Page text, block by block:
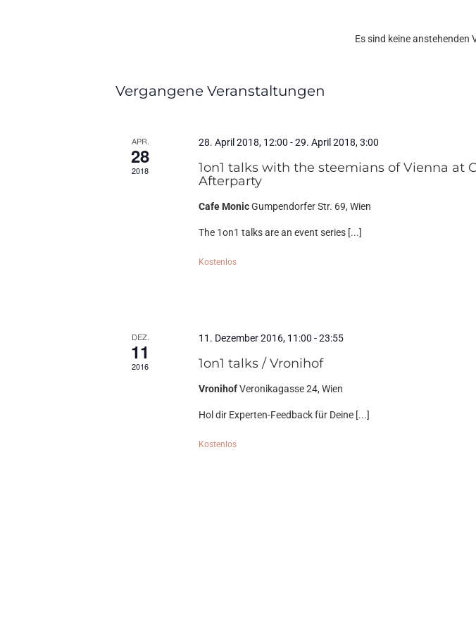
Es sind keine
Vergangene Veranstaltungen
APR.
28
2018
28. April 2018, 12:00 -29. April 2018, 3:00
1on1 talks with the steemians of Vienna at
Afterparty
Cafe MonicGumpendorfer Str. 69, Wien
The 1on1 talks are an event series [...]
Kostenlos
DEZ.
11
2016
11. Dezember 2016, 11:00 -23:55
1on1 talks / Vronihof
VronihofVeronikagasse 24, Wien
Hol dir Experten-Feedback für Deine [...]
Kostenlos